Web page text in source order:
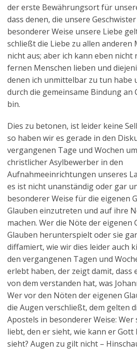
der erste Bewährungsort für
dass denen, die unsere
besonderer Weise unsere Liebe
schließt die Liebe zu allen anderen
nicht aus; aber ich kann eben nicht
fernen Menschen lieben und
denen ich unmittelbar zu tun habe
durch die gemeinsame Bindung an
bin.
Dies zu betonen, ist leider keine
so haben wir es gerade in den
vergangenen Tage und Wochen
christlicher Asylbewerber in den
Aufnahmeeinrichtungen unseres
es ist nicht unanständig oder gar
besonderer Weise für die eigenen
Glauben einzutreten und auf ihre
machen. Wer die Nöte der eigenen
Glauben herunterspielt oder sie
diffamiert, wie wir dies leider auch
den vergangenen Tagen und
erlebt haben, der zeigt damit, dass
von dem verstanden hat, was
Wer vor den Nöten der eigenen
die Augen verschließt, dem gelten
Apostels in besonderer Weise:
liebt, den er sieht, wie kann er Gott
sieht? Augen zu gilt nicht –